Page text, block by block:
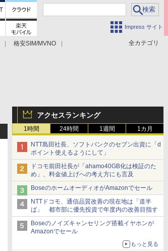
Impress サイト
全カテゴリ
格安SIM/MVNO
アクセスランキング
1時間 24時間 1週間 1カ月
NTT島田社長、ソフトバンクのセブン出資に「d
ポイント使えるようにして」
ドコモ前田社長が「ahamo40GB化は検証のた
め」、料金値上げへの考え方にも言及
BoseのホームオーディオがAmazonでセール
NTTドコモ、通信品質改善の現在地は「道半
ば」 都市部に優先投資で年度内の改善目指す
Boseのノイズキャンセリング搭載イヤホンが
Amazonでセール
もっと見る